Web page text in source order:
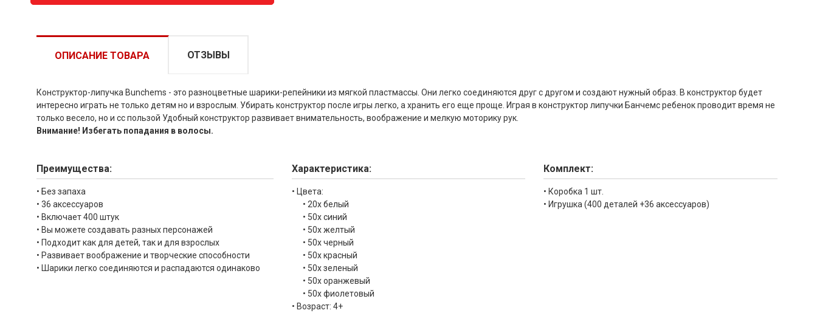
ОПИСАНИЕ ТОВАРА
Конструктор-липучка Bunchems - это разноцветные шарики-репейники из мягкой пластмассы. Они легко соединяются друг с другом и создают нужный образ. В конструктор будет
интересно играть не только детям но и взрослым. Убирать конструктор после игры легко, а хранить его еще проще. Играя в конструктор липучки Банчемс ребенок проводит время не
только весело, но и сс пользой Удобный конструктор развивает внимательность, воображение и мелкую моторику рук.
Внимание! Избегать попадания в волосы.
Преимущества:
• Без запаха
• 36 аксессуаров
• Включает 400 штук
• Вы можете создавать разных персонажей
• Подходит как для детей, так и для взрослых
• Развивает воображение и творческие способности
• Шарики легко соединяются и распадаются одинаково
Характеристика:
• Цвета:
• 20x белый
• 50х синий
• 50x желтый
• 50x черный
• 50x красный
• 50x зеленый
• 50x оранжевый
• 50x фиолетовый
• Возраст: 4+
Комплект:
• Коробка 1 шт.
• Игрушка (400 деталей +36 аксессуаров)
ОТЗЫВЫ